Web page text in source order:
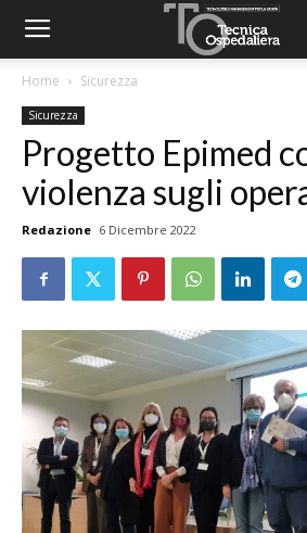
Home Sicurezza
Sicurezza
Progetto Epimed
violenza sugli
Redazione 6 Dicembre 2022